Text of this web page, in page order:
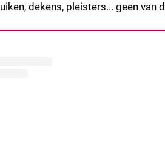
dekens, pleisters... geen